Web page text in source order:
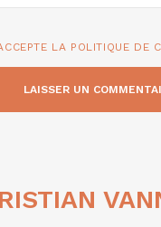
LA POLITIQUE DE